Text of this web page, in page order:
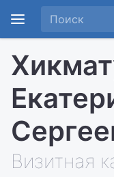
Визитная